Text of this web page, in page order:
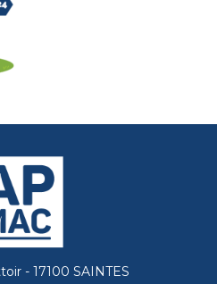
- 17100 SAINTES